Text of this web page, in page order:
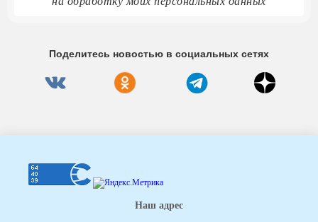
Поделитесь новостью в социальных сетях
Наш адрес